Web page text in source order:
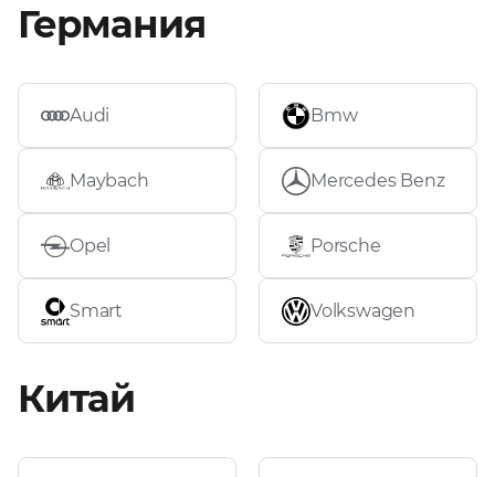
Германия
Audi Bmw
Maybach Mercedes Benz
Opel Porsche
Smart Volkswagen
Китай